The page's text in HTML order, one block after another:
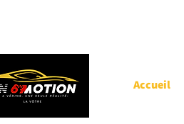
Accueil